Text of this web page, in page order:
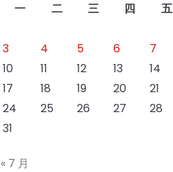
一
二 三 四 五
3
4 5 6 7
10
11 12 13 14
17
18 19 20 21
24
25 26 27 28
31
« 7 月